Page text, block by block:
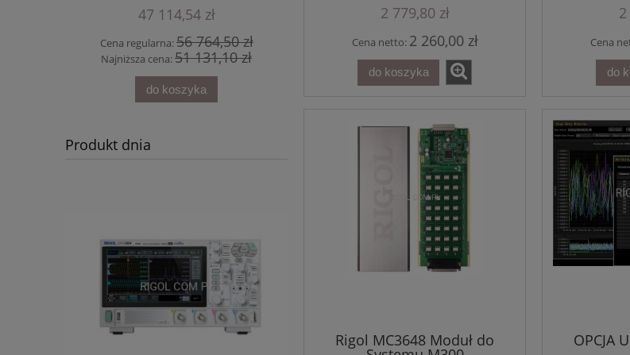
47 114,54 zł
Cena regularna:56 764,50 zł
Najniższa cena:51 131,10 zł
do koszyka
3 690,00 zł
Cena regularna:4 637,10 zł
Najniższa cena:3 690,00 zł
do koszyka
Produkt dnia
2 779,80 zł
Cena netto: 2 260,00 zł
do koszyka
Cena
do
Rigol MC3648 Moduł do OPCJA